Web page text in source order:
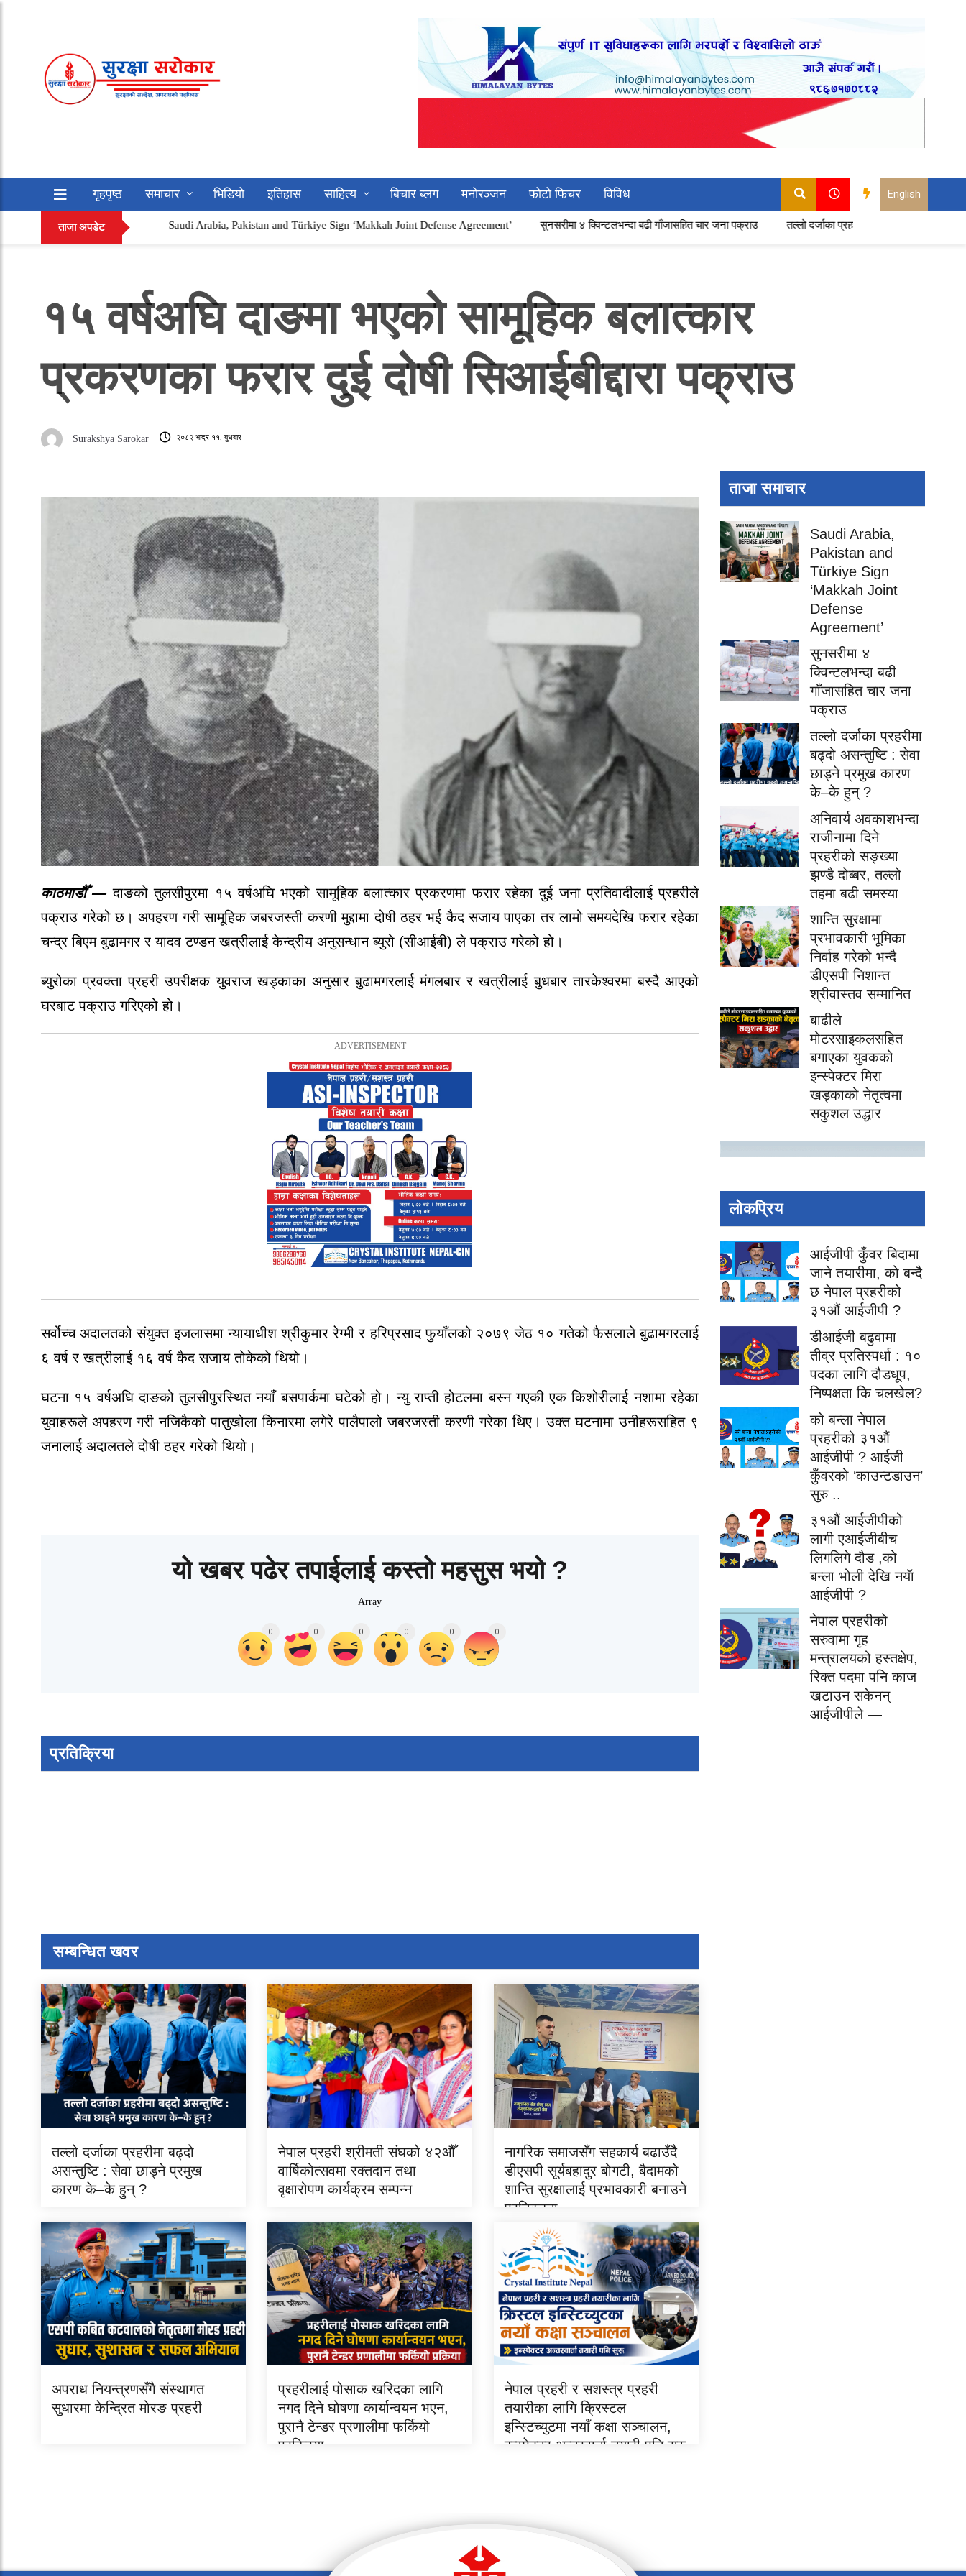
गृहपृष्ठ समाचार भिडियो इतिहास साहित्य बिचार ब्लग मनोरञ्जन फोटो फिचर विविध
सफलताको कथा अन्य
English
ताजा अपडेटSaudi Arabia, Pakistan and Türkiye Sign ‘Makkah Joint Defense Agreement’ सुनसरीमा ४ क्विन्टलभन्दा बढी गाँजासहित चार जना पक्राउ तल्लो दर्जाका प्रहरीमा बढ्दो असन्तुष्टि : सेवा छाड्ने प्रमुख
१५ वर्षअघि दाङमा भएको सामूहिक बलात्कार
प्रकरणका फरार दुई दोषी सिआईबीद्दारा पक्राउ
Surakshya Sarokar २०८२ भाद्र ११, बुधबार
काठमाडौँ — दाङको तुलसीपुरमा १५ वर्षअघि भएको सामूहिक बलात्कार प्रकरणमा फरार रहेका दुई जना प्रतिवादीलाई प्रहरीले
पक्राउ गरेको छ। अपहरण गरी सामूहिक जबरजस्ती करणी मुद्दामा दोषी ठहर भई कैद सजाय पाएका तर लामो समयदेखि फरार रहेका
चन्द्र बिएम बुढामगर र यादव टण्डन खत्रीलाई केन्द्रीय अनुसन्धान ब्युरो (सीआईबी) ले पक्राउ गरेको हो।
ब्युरोका प्रवक्ता प्रहरी उपरीक्षक युवराज खड्काका अनुसार बुढामगरलाई मंगलबार र खत्रीलाई बुधबार तारकेश्वरमा बस्दै आएको
घरबाट पक्राउ गरिएको हो।
सर्वोच्च अदालतको संयुक्त इजलासमा न्यायाधीश श्रीकुमार रेग्मी र हरिप्रसाद फुयाँलको २०७९ जेठ १० गतेको फैसलाले बुढामगरलाई
६ वर्ष र खत्रीलाई १६ वर्ष कैद सजाय तोकेको थियो।
घटना १५ वर्षअघि दाङको तुलसीपुरस्थित नयाँ बसपार्कमा घटेको हो। न्यु राप्ती होटलमा बस्न गएकी एक किशोरीलाई नशामा रहेका
युवाहरूले अपहरण गरी नजिकैको पातुखोला किनारमा लगेरे पालैपालो जबरजस्ती करणी गरेका थिए। उक्त घटनामा उनीहरूसहित ९
जनालाई अदालतले दोषी ठहर गरेको थियो।
यो खबर पढेर तपाईलाई कस्तो महसुस भयो ?
Array
0 0 0 0 0 0
प्रतिक्रिया
सम्बन्धित खवर
तल्लो दर्जाका प्रहरीमा बढ्दो
असन्तुष्टि : सेवा छाड्ने प्रमुख
कारण के–के हुन् ?
नेपाल प्रहरी श्रीमती संघको ४२औँ
वार्षिकोत्सवमा रक्तदान तथा
वृक्षारोपण कार्यक्रम सम्पन्न
नागरिक समाजसँग सहकार्य बढाउँदै
डीएसपी सूर्यबहादुर बोगटी, बैदामको
शान्ति सुरक्षालाई प्रभावकारी बनाउने
प्रतिबद्धता
अपराध नियन्त्रणसँगै संस्थागत
सुधारमा केन्द्रित मोरङ प्रहरी
प्रहरीलाई पोसाक खरिदका लागि
नगद दिने घोषणा कार्यान्वयन भएन,
पुरानै टेन्डर प्रणालीमा फर्कियो
प्रक्रिया
नेपाल प्रहरी र सशस्त्र प्रहरी
तयारीका लागि क्रिस्टल
इन्स्टिच्युटमा नयाँ कक्षा सञ्चालन,
इन्स्पेक्टर अन्तरवार्ता तयारी पनि सुरु
ताजा समाचार
Saudi Arabia,
Pakistan and
Türkiye Sign
‘Makkah Joint
Defense
Agreement’
सुनसरीमा ४
क्विन्टलभन्दा बढी
गाँजासहित चार जना
पक्राउ
तल्लो दर्जाका प्रहरीमा
बढ्दो असन्तुष्टि : सेवा
छाड्ने प्रमुख कारण
के–के हुन् ?
अनिवार्य अवकाशभन्दा
राजीनामा दिने
प्रहरीको सङ्ख्या
झण्डै दोब्बर, तल्लो
तहमा बढी समस्या
शान्ति सुरक्षामा
प्रभावकारी भूमिका
निर्वाह गरेको भन्दै
डीएसपी निशान्त
श्रीवास्तव सम्मानित
बाढीले
मोटरसाइकलसहित
बगाएका युवकको
इन्स्पेक्टर मिरा
खड्काको नेतृत्वमा
सकुशल उद्धार
लोकप्रिय
आईजीपी कुँवर बिदामा
जाने तयारीमा, को बन्दै
छ नेपाल प्रहरीको
३१औं आईजीपी ?
डीआईजी बढुवामा
तीव्र प्रतिस्पर्धा : १०
पदका लागि दौडधूप,
निष्पक्षता कि चलखेल?
को बन्ला नेपाल
प्रहरीको ३१औं
आईजीपी ? आईजी
कुँवरको ‘काउन्टडाउन’
सुरु ..
३१औं आईजीपीको
लागी एआईजीबीच
लिगलिगे दौड ,को
बन्ला भोली देखि नयॅा
आईजीपी ?
नेपाल प्रहरीको
सरुवामा गृह
मन्त्रालयको हस्तक्षेप,
रिक्त पदमा पनि काज
खटाउन सकेनन्
आईजीपीले —